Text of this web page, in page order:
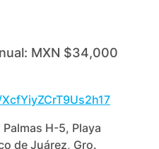
MXN $34,000
H-5, Playa
de Juárez, Gro.